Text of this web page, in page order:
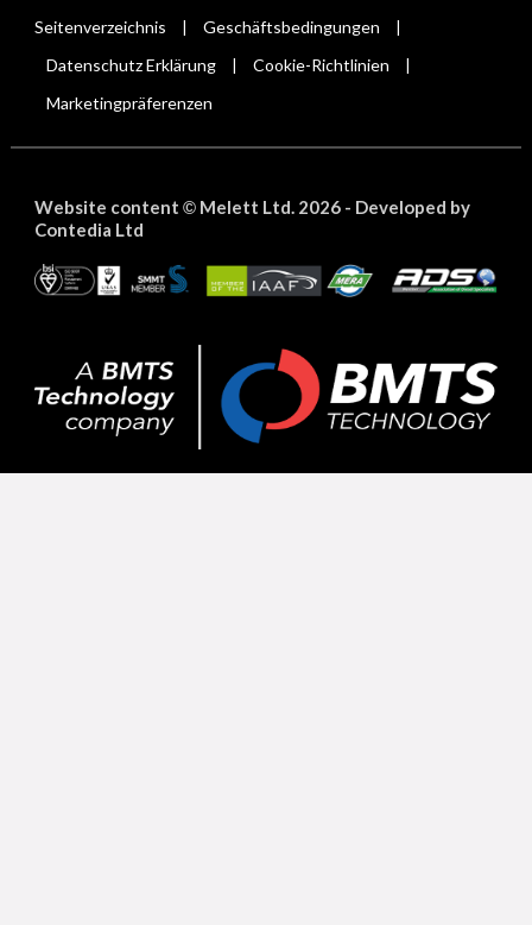
Seitenverzeichnis Geschäftsbedingungen
Datenschutz Erklärung Cookie-Richtlinien
Marketingpräferenzen
Website content ©Melett Ltd. 2026 - Developed by
Contedia Ltd